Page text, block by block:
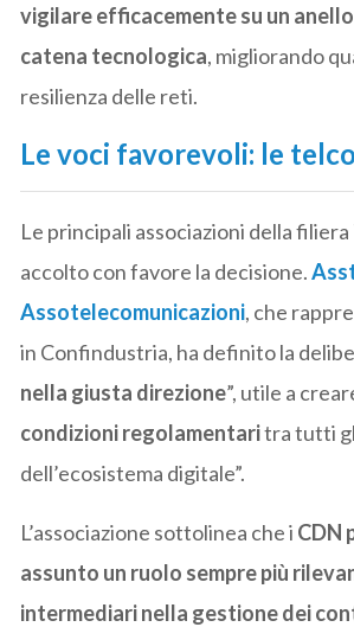
vigilare efficacemente su un
catena tecnologica, migliorando
resilienza delle reti.
Le voci favorevoli: le
Le principali associazioni della
accolto con favore la decisione.
Assotelecomunicazioni, che
in Confindustria, ha definito la
nella giusta direzione”, utile a
condizioni regolamentaritra tutti
dell’ecosistema digitale”.
L’associazione sottolinea che i CDN
assunto un ruolo sempre più
intermediari nella gestione dei